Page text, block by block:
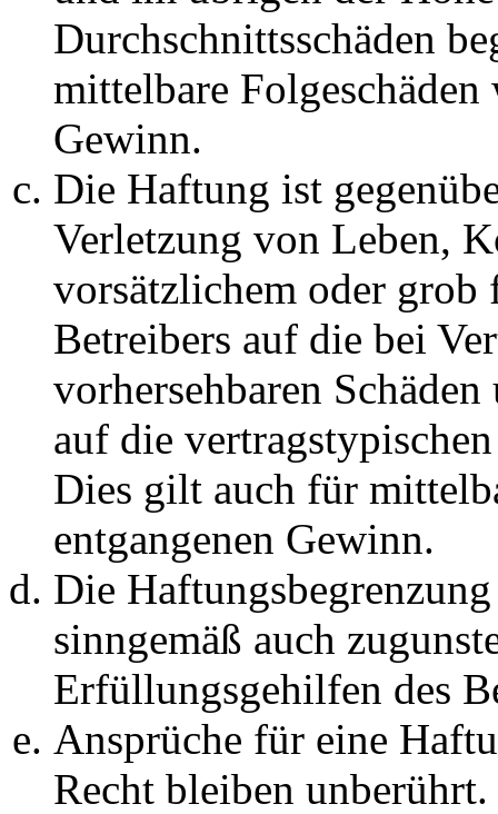
Durchschnittsschäden
mittelbare Folgeschäden
Gewinn.
Die Haftung ist
Verletzung von Leben,
vorsätzlichem oder grob
Betreibers auf die bei
vorhersehbaren
auf die
Dies gilt auch für
entgangenen Gewinn.
Die
sinngemäß auch
Erfüllungsgehilfen des
Ansprüche für eine
Recht bleiben unberührt.